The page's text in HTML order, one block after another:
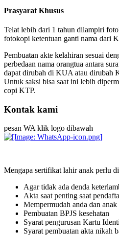
Prasyarat Khusus
Telat lebih dari 1 tahun dilampiri
fotokopi ketentuan ganti nama dari
Pembuatan akte kelahiran sesuai
perbedaan nama orangtua antara
dapat dirubah di KUA atau dirubah
Untuk saksi bisa saat ini lebih
copi KTP.
Kontak kami
pesan WA klik logo dibawah
Mengapa sertifikat lahir anak perlu
Agar tidak ada denda
Akta saat penting saat
Mempermudah anda dan
Pembuatan BPJS kesehatan
Syarat pengurusan Kartu
Syarat pembuatan akta nikah